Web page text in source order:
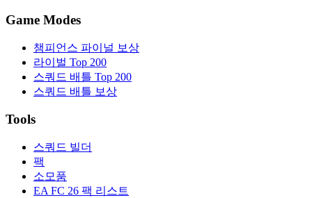
Game Modes
챔피언스 파이널 보상
라이벌 Top 200
스쿼드 배틀 Top 200
스쿼드 배틀 보상
Tools
스쿼드 빌더
팩
소모품
EA FC 26 팩 리스트